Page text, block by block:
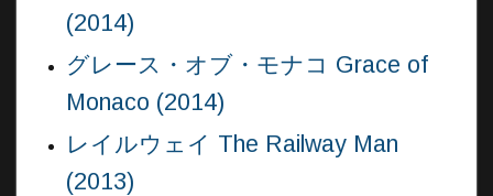
(2014)
グレース・オブ・モナコ Grace of
Monaco (2014)
レイルウェイ The Railway Man
(2013)